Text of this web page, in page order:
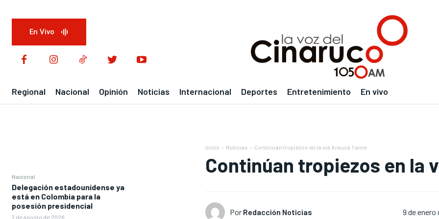
En Vivo
Regional Nacional Opinión Noticias Internacional Deportes Entretenimiento En vivo
Nacional
Delegación estadounidense ya
está en Colombia para la
posesión presidencial
7 de agosto de 2026
Inicio Noticias Continúan tropiezos en la vía Arauca Tame
Continúan tropiezos en la
Por Redacción Noticias 9 de enero